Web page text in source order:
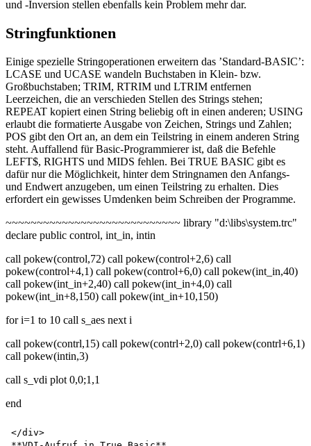
und -Inversion stellen ebenfalls kein Problem mehr dar.
Stringfunktionen
Einige spezielle Stringoperationen erweitern das ’Standard-BASIC’:
LCASE und UCASE wandeln Buchstaben in Klein- bzw.
Großbuchstaben; TRIM, RTRIM und LTRIM entfernen
Leerzeichen, die an verschieden Stellen des Strings stehen;
REPEAT kopiert einen String beliebig oft in einen anderen; USING
erlaubt die formatierte Ausgabe von Zeichen, Strings und Zahlen;
POS gibt den Ort an, an dem ein Teilstring in einem anderen String
steht. Auffallend für Basic-Programmierer ist, daß die Befehle
LEFT$, RIGHTS und MIDS fehlen. Bei TRUE BASIC gibt es
dafür nur die Möglichkeit, hinter dem Stringnamen den Anfangs-
und Endwert anzugeben, um einen Teilstring zu erhalten. Dies
erfordert ein gewisses Umdenken beim Schreiben der Programme.
~~~~~~~~~~~~~~~~~~~~~~~~~~~~ library "d:\libs\system.trc"
declare public control, int_in, intin
call pokew(control,72) call pokew(control+2,6) call
pokew(control+4,1) call pokew(control+6,0) call pokew(int_in,40)
call pokew(int_in+2,40) call pokew(int_in+4,0) call
pokew(int_in+8,150) call pokew(int_in+10,150)
for i=1 to 10 call s_aes next i
call pokew(contrl,15) call pokew(contrl+2,0) call pokew(contrl+6,1)
call pokew(intin,3)
call s_vdi plot 0,0;1,1
end
</div>